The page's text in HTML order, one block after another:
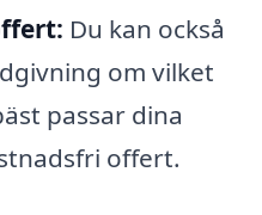
Du kan också
om vilket
passar dina
offert.